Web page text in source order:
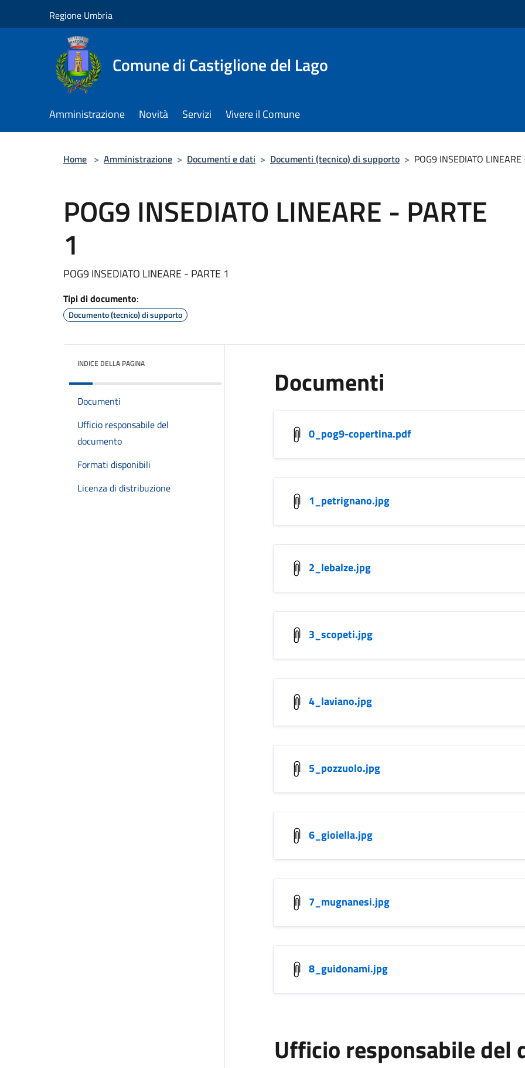
Regione Umbria
Comune di Castiglione del Lago
Amministrazione Novità Servizi Vivere il Comune
Home > Amministrazione > Documenti e dati > Documenti (tecnico) di supporto > POG9 INSEDIATO
POG9 INSEDIATO LINEARE - PARTE
1
POG9 INSEDIATO LINEARE - PARTE 1
Tipi di documento:
Documento (tecnico) di supporto
INDICE DELLA PAGINA
Documenti
Ufficio responsabile del
documento
Formati disponibili
Licenza di distribuzione
Documenti
0_pog9-copertina.pdf
1_petrignano.jpg
2_lebalze.jpg
3_scopeti.jpg
4_laviano.jpg
5_pozzuolo.jpg
6_gioiella.jpg
7_mugnanesi.jpg
8_guidonami.jpg
Ufficio responsabile del